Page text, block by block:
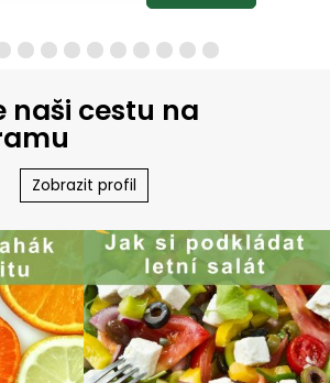
naši cestu na
Zobrazit profil